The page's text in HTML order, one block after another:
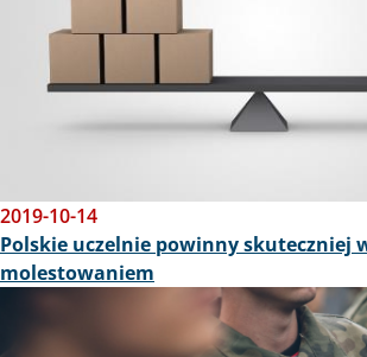
2019-10-14
Polskie uczelnie powinny skuteczniej
molestowaniem